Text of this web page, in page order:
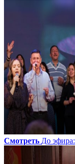
Смотреть До эфира: